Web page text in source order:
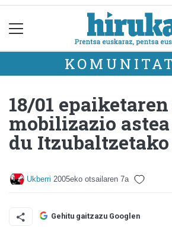
18/01
mobilizazio
du
Ukberri 2005eko otsailaren 7a
Gehitu gaitzazu Googlen